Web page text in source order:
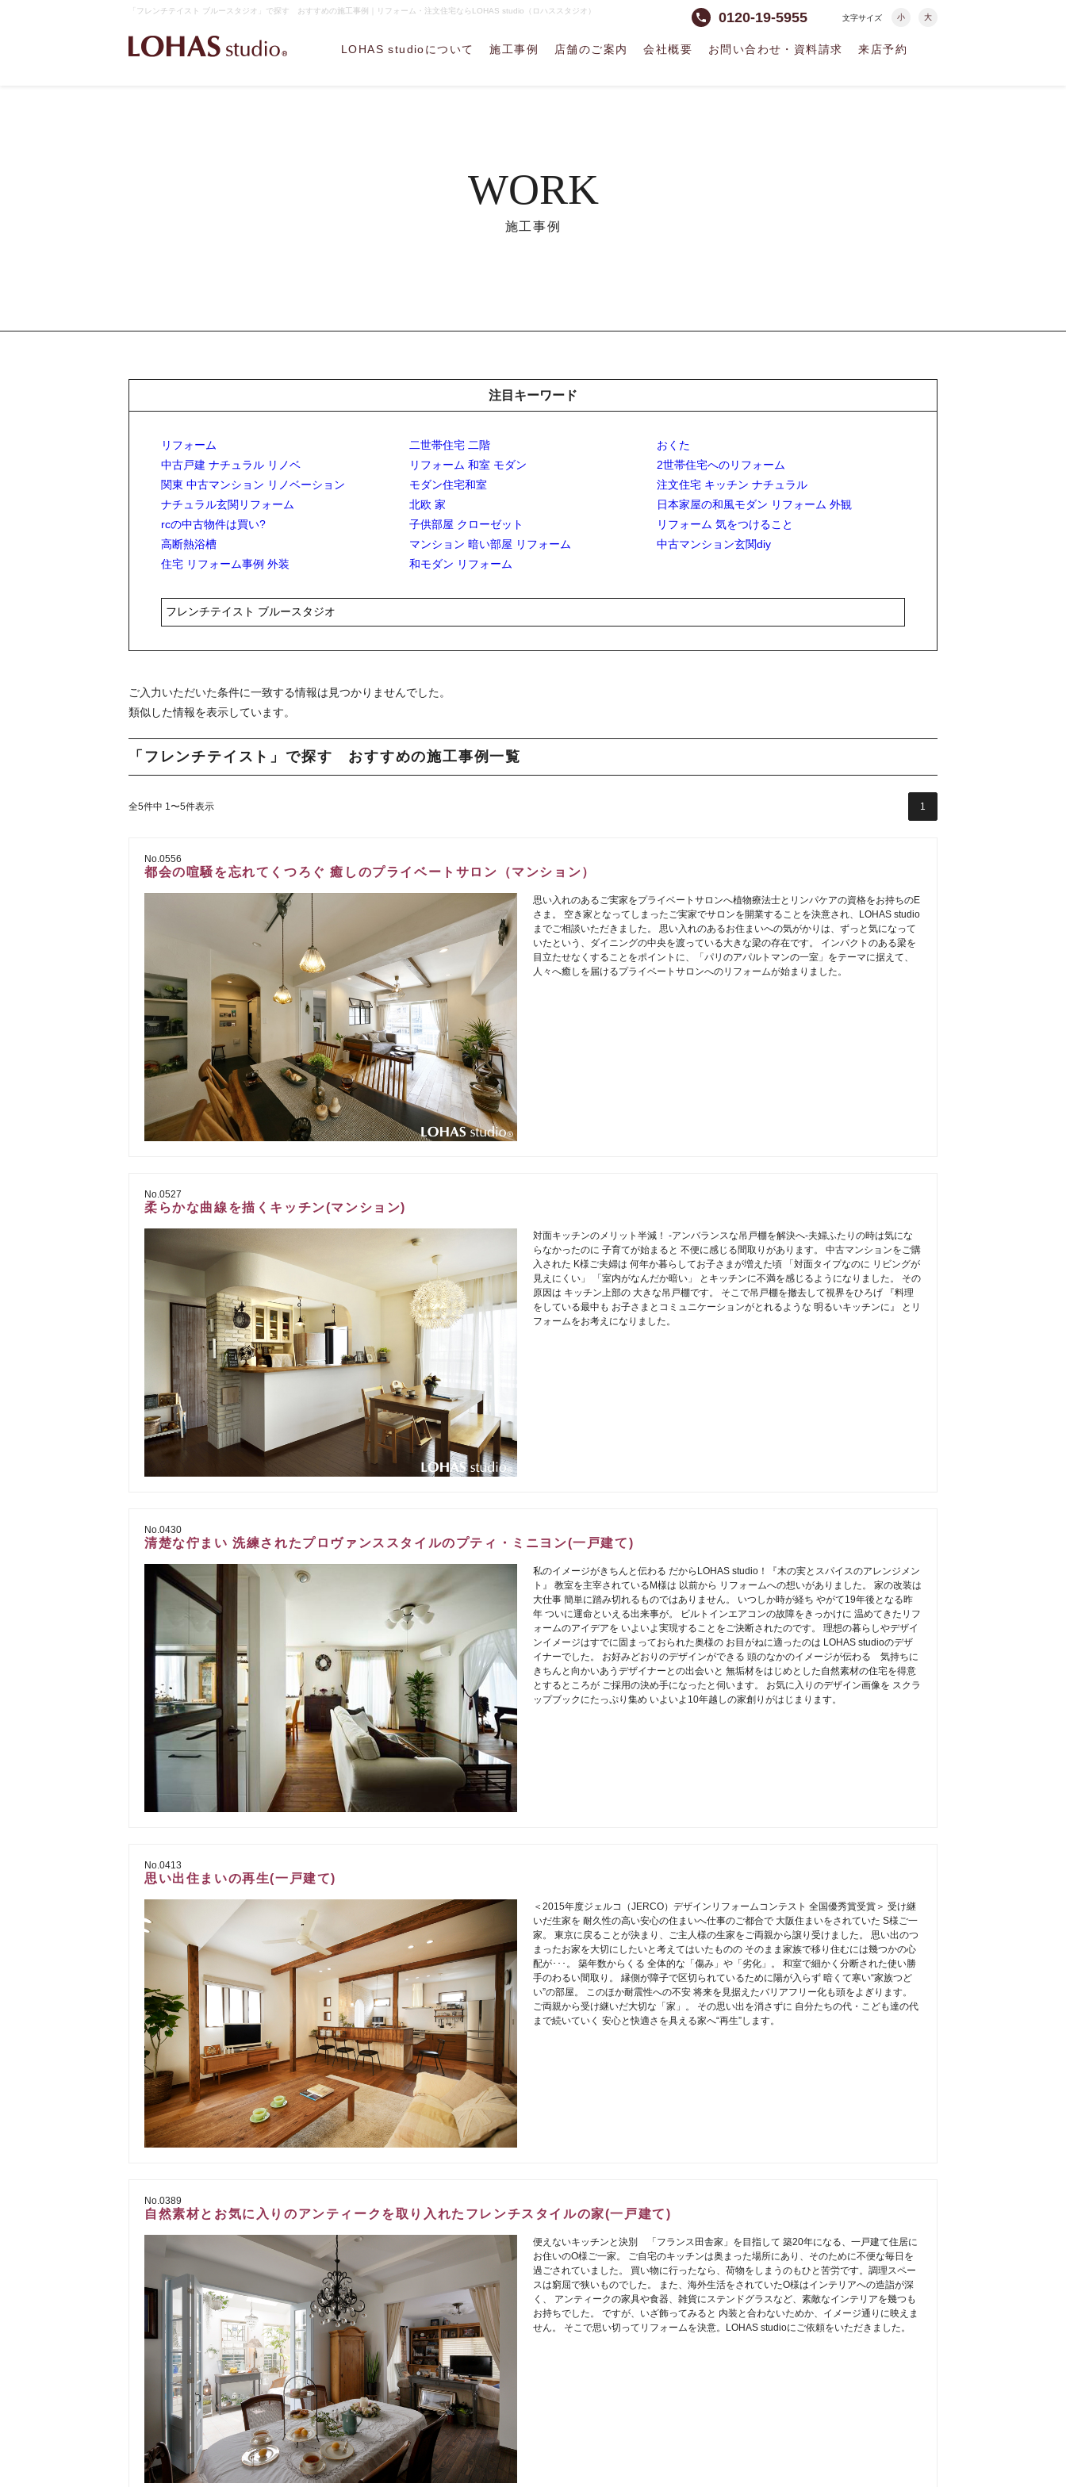
「フレンチテイスト ブルースタジオ」で探す おすすめの施工事例｜リフォーム・注文住宅ならLOHAS studio（ロハススタジオ）
phone 0120-19-5955 文字サイズ 小 大
LOHAS studioについて 施工事例 店舗のご案内 会社概要 お問い合わせ・資料請求 来店予約
WORK
施工事例
注目キーワード
リフォーム 二世帯住宅 二階
おくた
中古戸建 ナチュラル リノベ
リフォーム 和室 モダン
2世帯住宅へのリフォーム
関東 中古マンション リノベーション
モダン住宅和室
注文住宅 キッチン ナチュラル
ナチュラル玄関リフォーム
北欧 家
日本家屋の和風モダン リフォーム 外観
rcの中古物件は買い?
子供部屋 クローゼット
リフォーム 気をつけること
高断熱浴槽
マンション 暗い部屋 リフォーム
中古マンション玄関diy
住宅 リフォーム事例 外装
和モダン リフォーム
ご入力いただいた条件に一致する情報は見つかりませんでした。
類似した情報を表示しています。
「フレンチテイスト」で探す おすすめの施工事例一覧
全5件中 1〜5件表示 1
No.0556
都会の喧騒を忘れてくつろぐ 癒しのプライベートサロン（マンション）
思い入れのあるご実家をプライベートサロンへ植物療法士とリンパケアの資格をお持ちのE
さま。 空き家となってしまったご実家でサロンを開業することを決意され、LOHAS studio
までご相談いただきました。 思い入れのあるお住まいへの気がかりは、ずっと気になって
いたという、ダイニングの中央を渡っている大きな梁の存在です。 インパクトのある梁を
目立たせなくすることをポイントに、「パリのアパルトマンの一室」をテーマに据えて、
人々へ癒しを届けるプライベートサロンへのリフォームが始まりました。
No.0527
柔らかな曲線を描くキッチン(マンション)
対面キッチンのメリット半減！ -アンバランスな吊戸棚を解決へ-夫婦ふたりの時は気にな
らなかったのに 子育てが始まると 不便に感じる間取りがあります。 中古マンションをご購
入された K様ご夫婦は 何年か暮らしてお子さまが増えた頃 「対面タイプなのに リビングが
見えにくい」 「室内がなんだか暗い」 とキッチンに不満を感じるようになりました。 その
原因は キッチン上部の 大きな吊戸棚です。 そこで吊戸棚を撤去して視界をひろげ 『料理
をしている最中も お子さまとコミュニケーションがとれるような 明るいキッチンに』 とリ
フォームをお考えになりました。
No.0430
清楚な佇まい 洗練されたプロヴァンススタイルのプティ・ミニヨン(一戸建て)
私のイメージがきちんと伝わる だからLOHAS studio！『木の実とスパイスのアレンジメン
ト』 教室を主宰されているM様は 以前から リフォームへの想いがありました。 家の改装は
大仕事 簡単に踏み切れるものではありません。 いつしか時が経ち やがて19年後となる昨
年 ついに運命といえる出来事が。 ビルトインエアコンの故障をきっかけに 温めてきたリフ
ォームのアイデアを いよいよ実現することをご決断されたのです。 理想の暮らしやデザイ
ンイメージはすでに固まっておられた奥様の お目がねに適ったのは LOHAS studioのデザ
イナーでした。 お好みどおりのデザインができる 頭のなかのイメージが伝わる 気持ちに
きちんと向かいあうデザイナーとの出会いと 無垢材をはじめとした自然素材の住宅を得意
とするところが ご採用の決め手になったと伺います。 お気に入りのデザイン画像を スクラ
ップブックにたっぷり集め いよいよ10年越しの家創りがはじまります。
No.0413
思い出住まいの再生(一戸建て)
＜2015年度ジェルコ（JERCO）デザインリフォームコンテスト 全国優秀賞受賞＞ 受け継
いだ生家を 耐久性の高い安心の住まいへ仕事のご都合で 大阪住まいをされていた S様ご一
家。 東京に戻ることが決まり、ご主人様の生家をご両親から譲り受けました。 思い出のつ
まったお家を大切にしたいと考えてはいたものの そのまま家族で移り住むには幾つかの心
配が･･･。 築年数からくる 全体的な「傷み」や「劣化」。 和室で細かく分断された使い勝
手のわるい間取り。 縁側が障子で区切られているために陽が入らず 暗くて寒い“家族つど
い”の部屋。 このほか耐震性への不安 将来を見据えたバリアフリー化も頭をよぎります。
ご両親から受け継いだ大切な「家」。 その思い出を消さずに 自分たちの代・こども達の代
まで続いていく 安心と快適さを具える家へ“再生”します。
No.0389
自然素材とお気に入りのアンティークを取り入れたフレンチスタイルの家(一戸建て)
便えないキッチンと決別 「フランス田舎家」を目指して 築20年になる、一戸建て住居に
お住いのO様ご一家。 ご自宅のキッチンは奥まった場所にあり、そのために不便な毎日を
過ごされていました。 買い物に行ったなら、荷物をしまうのもひと苦労です。調理スペー
スは窮屈で狭いものでした。 また、海外生活をされていたO様はインテリアへの造詣が深
く、 アンティークの家具や食器、雑貨にステンドグラスなど、素敵なインテリアを幾つも
お持ちでした。 ですが、いざ飾ってみると 内装と合わないためか、イメージ通りに映えま
せん。 そこで思い切ってリフォームを決意。LOHAS studioにご依頼をいただきました。